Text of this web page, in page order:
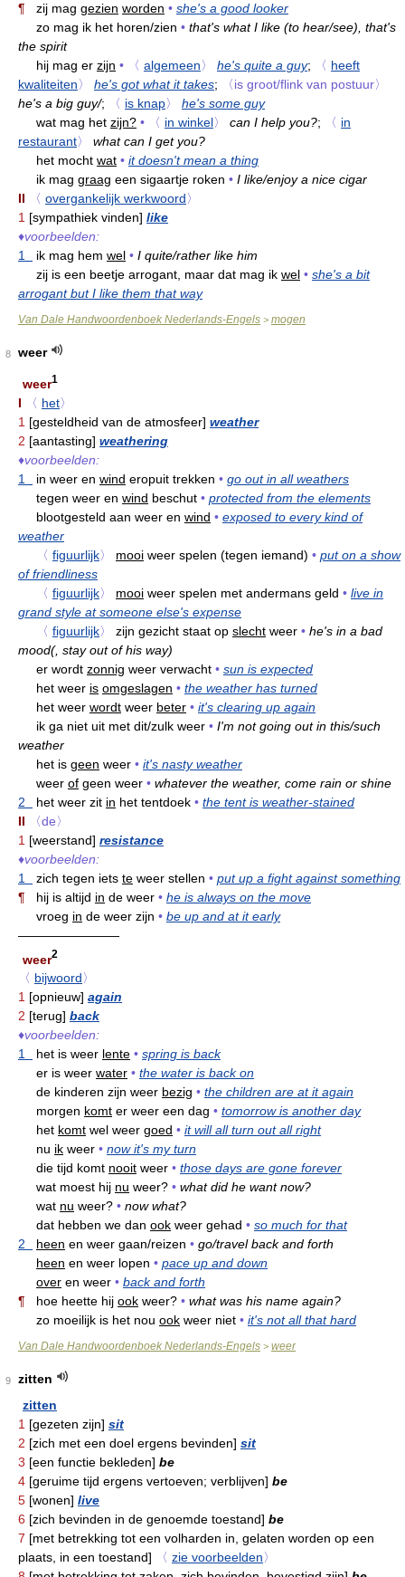
¶ zij mag gezien worden • she's a good looker
zo mag ik het horen/zien • that's what I like (to hear/see), that's
the spirit
hij mag er zijn • 〈 algemeen〉 he's quite a guy; 〈 heeft
kwaliteiten〉 he's got what it takes;
〈is groot/flink van postuur〉
he's a big guy/; 〈 is knap〉
he's some guy
wat mag het zijn? • 〈 in winkel〉 can I help you?; 〈 in
restaurant〉
what can I get you?
het mocht wat • it doesn't mean a thing
ik mag graag een sigaartje roken • I like/enjoy a nice cigar
II
〈 overgankelijk werkwoord〉
1 [sympathiek vinden] like
♦voorbeelden:
1
ik mag hem wel • I quite/rather like him
zij is een beetje arrogant, maar dat mag ik wel • she's a bit
arrogant but I like them that way
Van Dale Handwoordenboek Nederlands-Engels > mogen
8 weer
weer1
I 〈 het〉
1 [gesteldheid van de atmosfeer] weather
2 [aantasting] weathering
♦voorbeelden:
1
in weer en wind eropuit trekken • go out in all weathers
tegen weer en wind beschut • protected from the elements
blootgesteld aan weer en wind • exposed to every kind of
weather
〈 figuurlijk〉 mooi weer spelen (tegen iemand) • put on a show
of friendliness
〈 figuurlijk〉 mooi weer spelen met andermans geld • live in
grand style at someone else's expense
〈 figuurlijk〉 zijn gezicht staat op slecht weer • he's in a bad
mood(, stay out of his way)
er wordt zonnig weer verwacht • sun is expected
het weer is omgeslagen • the weather has turned
het weer wordt weer beter • it's clearing up again
ik ga niet uit met dit/zulk weer • I'm not going out in this/such
weather
het is geen weer • it's nasty weather
weer of geen weer • whatever the weather, come rain or shine
2
het weer zit in het tentdoek • the tent is weather-stained
II
〈de〉
1 [weerstand] resistance
♦voorbeelden:
1
zich tegen iets te weer stellen • put up a fight against something
¶ hij is altijd in de weer • he is always on the move
vroeg in de weer zijn • be up and at it early
————————
weer2
〈 bijwoord〉
1 [opnieuw] again
2 [terug] back
♦voorbeelden:
1
het is weer lente • spring is back
er is weer water • the water is back on
de kinderen zijn weer bezig • the children are at it again
morgen komt er weer een dag • tomorrow is another day
het komt wel weer goed • it will all turn out all right
nu ik weer • now it's my turn
die tijd komt nooit weer • those days are gone forever
wat moest hij nu weer? • what did he want now?
wat nu weer? • now what?
dat hebben we dan ook weer gehad • so much for that
2
heen en weer gaan/reizen • go/travel back and forth
heen en weer lopen • pace up and down
over en weer • back and forth
¶ hoe heette hij ook weer? • what was his name again?
zo moeilijk is het nou ook weer niet • it's not all that hard
Van Dale Handwoordenboek Nederlands-Engels > weer
9
zitten
zitten
1 [gezeten zijn] sit
2 [zich met een doel ergens bevinden] sit
3 [een functie bekleden] be
4 [geruime tijd ergens vertoeven; verblijven] be
5 [wonen] live
6 [zich bevinden in de genoemde toestand] be
7 [met betrekking tot een volharden in, gelaten worden op een
plaats, in een toestand]
〈 zie voorbeelden〉